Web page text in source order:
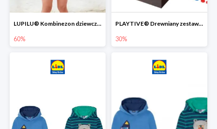
LUPILU® Kombinezon dziewczęcy z bawełny
60%
PLAYTIVE® Drewniany zestaw gier 10 w 1
30%